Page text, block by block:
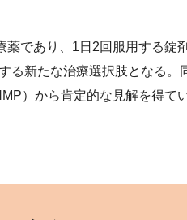
であり、1日2回服用する錠剤
る新たな治療選択肢となる。
）から肯定的な見解を得て